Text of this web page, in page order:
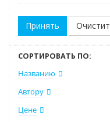
СОРТИРОВАТЬ ПО:
Названию
Автору
Цене